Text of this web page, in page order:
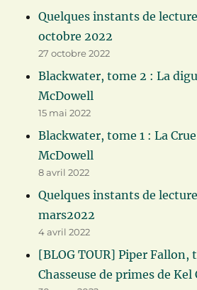
Quelques instants de
octobre 2022
27 octobre 2022
Blackwater, tome 2 : La
McDowell
15 mai 2022
Blackwater, tome 1 : La
McDowell
8 avril 2022
Quelques instants de
mars2022
4 avril 2022
[BLOG TOUR] Piper Fallon,
Chasseuse de primes de